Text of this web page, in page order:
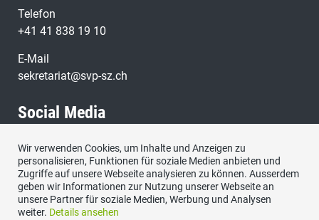
Telefon
+41 41 838 19 10
E-Mail
sekretariat@svp-sz.ch
Social Media
Besuchen Sie uns bei:
Wir verwenden Cookies, um Inhalte und Anzeigen zu
personalisieren, Funktionen für soziale Medien anbieten und
Zugriffe auf unsere Webseite analysieren zu können. Ausserdem
geben wir Informationen zur Nutzung unserer Webseite an
unsere Partner für soziale Medien, Werbung und Analysen
weiter. Details ansehen